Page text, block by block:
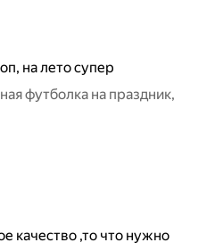
на лето супер
футболка на праздник,
качество ,то что нужно